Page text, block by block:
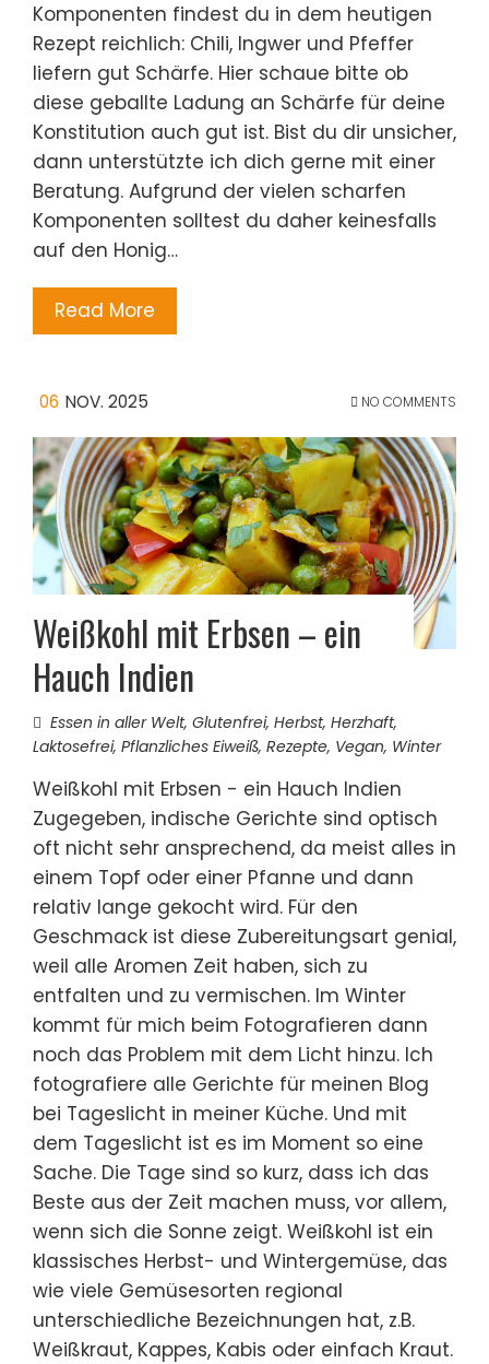
Komponenten findest du in dem heutigen
Rezept reichlich: Chili, Ingwer und Pfeffer
liefern gut Schärfe. Hier schaue bitte ob
diese geballte Ladung an Schärfe für deine
Konstitution auch gut ist. Bist du dir unsicher,
dann unterstützte ich dich gerne mit einer
Beratung. Aufgrund der vielen scharfen
Komponenten solltest du daher keinesfalls
auf den Honig…
Read More
06 NOV. 2025 NO COMMENTS
Weißkohl mit Erbsen – ein
Hauch Indien
Essen in aller Welt, Glutenfrei, Herbst, Herzhaft,
Laktosefrei, Pflanzliches Eiweiß, Rezepte, Vegan, Winter
Weißkohl mit Erbsen - ein Hauch Indien
Zugegeben, indische Gerichte sind optisch
oft nicht sehr ansprechend, da meist alles in
einem Topf oder einer Pfanne und dann
relativ lange gekocht wird. Für den
Geschmack ist diese Zubereitungsart genial,
weil alle Aromen Zeit haben, sich zu
entfalten und zu vermischen. Im Winter
kommt für mich beim Fotografieren dann
noch das Problem mit dem Licht hinzu. Ich
fotografiere alle Gerichte für meinen Blog
bei Tageslicht in meiner Küche. Und mit
dem Tageslicht ist es im Moment so eine
Sache. Die Tage sind so kurz, dass ich das
Beste aus der Zeit machen muss, vor allem,
wenn sich die Sonne zeigt. Weißkohl ist ein
klassisches Herbst- und Wintergemüse, das
wie viele Gemüsesorten regional
unterschiedliche Bezeichnungen hat, z.B.
Weißkraut, Kappes, Kabis oder einfach Kraut.